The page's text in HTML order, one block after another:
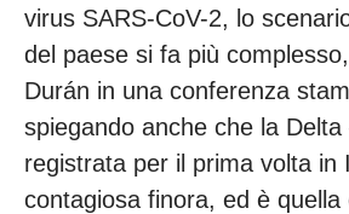
virus SARS-CoV-2, lo
del paese si fa più
Durán in una conferenza
spiegando anche che la
registrata per il prima volta in
contagiosa finora, ed è quella